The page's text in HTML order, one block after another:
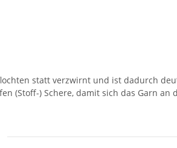
statt verzwirnt und ist dadurch
(Stoff-) Schere, damit sich das Garn an